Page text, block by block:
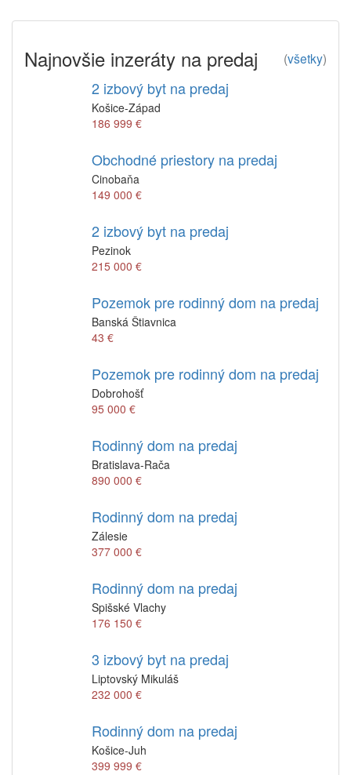
(všetky)
Najnovšie inzeráty na predaj
2 izbový byt na predaj
Košice-Západ
186 999 €
Obchodné priestory na predaj
Cinobaňa
149 000 €
2 izbový byt na predaj
Pezinok
215 000 €
Pozemok pre rodinný dom na predaj
Banská Štiavnica
43 €
Pozemok pre rodinný dom na predaj
Dobrohošť
95 000 €
Rodinný dom na predaj
Bratislava-Rača
890 000 €
Rodinný dom na predaj
Zálesie
377 000 €
Rodinný dom na predaj
Spišské Vlachy
176 150 €
3 izbový byt na predaj
Liptovský Mikuláš
232 000 €
Rodinný dom na predaj
Košice-Juh
399 999 €